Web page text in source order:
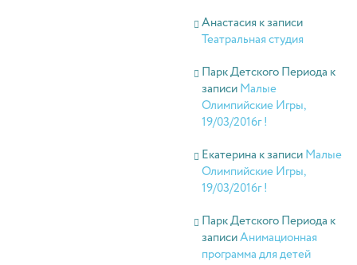
Анастасияк записи
Театральная студия
Парк Детского Периода к
записиМалые
Олимпийские Игры,
19/03/2016г !
Екатерина к записиМалые
Олимпийские Игры,
19/03/2016г !
Парк Детского Периода к
записиАнимационная
программа для детей